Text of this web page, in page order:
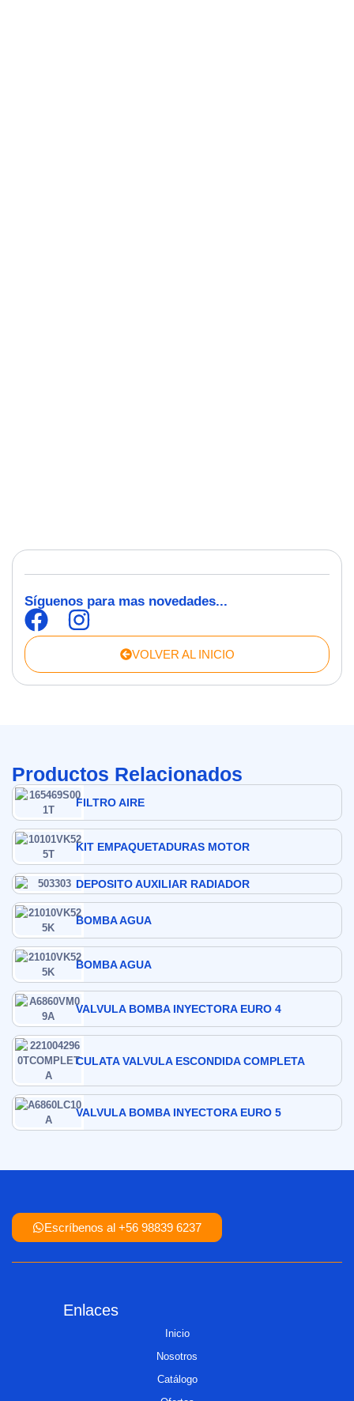
Síguenos para mas novedades...
VOLVER AL INICIO
Productos Relacionados
FILTRO AIRE
KIT EMPAQUETADURAS MOTOR
DEPOSITO AUXILIAR RADIADOR
BOMBA AGUA
BOMBA AGUA
VALVULA BOMBA INYECTORA EURO 4
CULATA VALVULA ESCONDIDA COMPLETA
VALVULA BOMBA INYECTORA EURO 5
Escríbenos al +56 98839 6237
Enlaces
Inicio
Nosotros
Catálogo